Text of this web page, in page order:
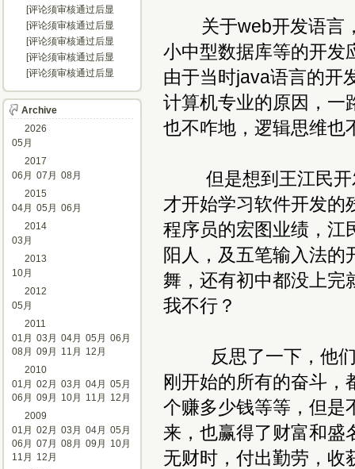
关于web开发语言，
小中型数据库等的开发
由于当时java语言的开
计算机专业的原因，一
也不咋地，逻辑思维也
但是想到王江民开发
才开始学习软件开发的
程序员的宏图业绩，江
阳人，及五笔输入法的
舞，还有初中都没上完
我不行？
反思了一下，他们
刚开始的所有的奋斗，
个赚多少钱等等，但是
来，也赢得了财富和盛
无财时，付出勤劳，收
示...]
[评论须审核通过后显
示...]
[评论须审核通过后显
示...]
[评论须审核通过后显
示...]
[评论须审核通过后显
示...]
[评论须审核通过后显
Archive
2026
05月
2017
06月 07月 08月
2015
04月 05月 06月
2014
03月
2013
10月
2012
05月
2011
01月 03月 04月 05月 06月
08月 09月 11月
12月
2010
01月 02月 03月 04月 05月
06月 09月 10月 11月
12月
2009
01月 02月 03月 04月 05月
06月 07月 08月 09月
10月
11月
12月